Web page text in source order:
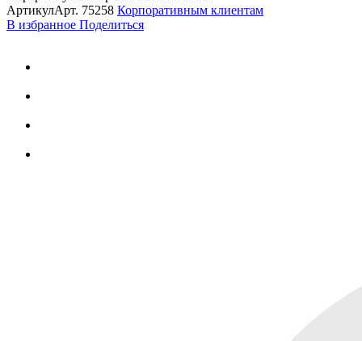
АртикулАрт. 75258 Корпоративным клиентам
В избранное Поделиться